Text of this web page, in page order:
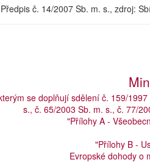
Předpis č. 14/2007 Sb. m. s., zdroj:
se doplňují sdělení č. 159/
s., č. 65/2003 Sb. m. s., č. 77/
"Přílohy A -
"Přílohy B -
Evropské dohody o